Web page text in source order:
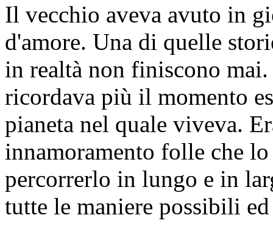
Il vecchio aveva avuto in
d'amore. Una di quelle
in realtà non finiscono
ricordava più il momento
pianeta nel quale viveva.
innamoramento folle che
percorrerlo in lungo e in
tutte le maniere possibili